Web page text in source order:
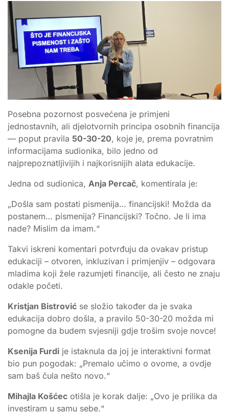
Posebna pozornost posvećena je primjeni
jednostavnih, ali djelotvornih principa osobnih financija
— poput pravila 50-30-20, koje je, prema povratnim
informacijama sudionika, bilo jedno od
najprepoznatljivijih i najkorisnijih alata edukacije.
Jedna od sudionica, Anja Percač, komentirala je:
„Došla sam postati pismenija… financijski! Možda da
postanem… pismenija? Financijski? Točno. Je li ima
nade? Mislim da imam.“
Takvi iskreni komentari potvrđuju da ovakav pristup
edukaciji – otvoren, inkluzivan i primjenjiv – odgovara
mladima koji žele razumjeti financije, ali često ne znaju
odakle početi.
Kristjan Bistrović se složio također da je svaka
edukacija dobro došla, a pravilo 50-30-20 možda mi
pomogne da budem svjesniji gdje trošim svoje novce!
Ksenija Furdi je istaknula da joj je interaktivni format
bio pun pogodak: „Premalo učimo o ovome, a ovdje
sam baš čula nešto novo.“
Mihajla Košćec otišla je korak dalje: „Ovo je prilika da
investiram u samu sebe.“